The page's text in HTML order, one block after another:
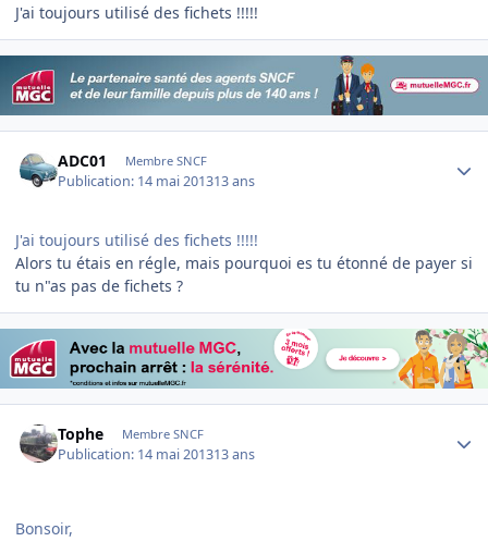
J'ai toujours utilisé des fichets !!!!!
ADC01 Membre SNCF
Publication: 14 mai 201313 ans
J'ai toujours utilisé des fichets !!!!!
Alors tu étais en régle, mais pourquoi es tu étonné de payer si
tu n"as pas de fichets ?
Tophe Membre SNCF
Publication: 14 mai 201313 ans
Bonsoir,